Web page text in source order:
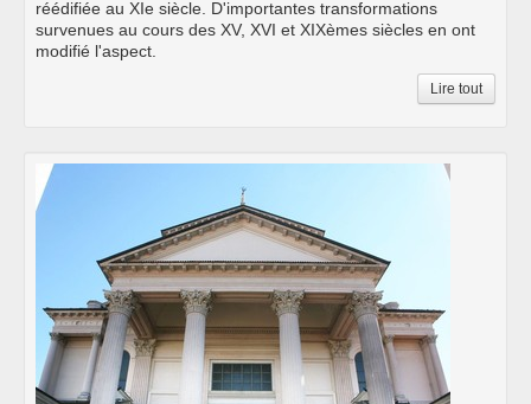
réédifiée au XIe siècle. D'importantes transformations
survenues au cours des XV, XVI et XIXèmes siècles en ont
modifié l'aspect.
Lire tout